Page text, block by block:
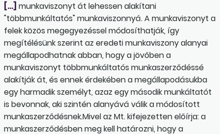
[…] munkaviszonyt át lehessen alakítani
"többmunkáltatós" munkaviszonnyá. A munkaviszonyt a
felek közös megegyezéssel módosíthatják, így
megítélésünk szerint az eredeti munkaviszony alanyai
megállapodhatnak abban, hogy a jövőben a
munkaviszonyt többmunkáltatós munkaszerződéssé
alakítják át, és ennek érdekében a megállapodásukba
egy harmadik személyt, azaz egy második munkáltatót
is bevonnak, aki szintén alanyává válik a módosított
munkaszerződésnek.Mivel az Mt. kifejezetten előírja: a
munkaszerződésben meg kell határozni, hogy a